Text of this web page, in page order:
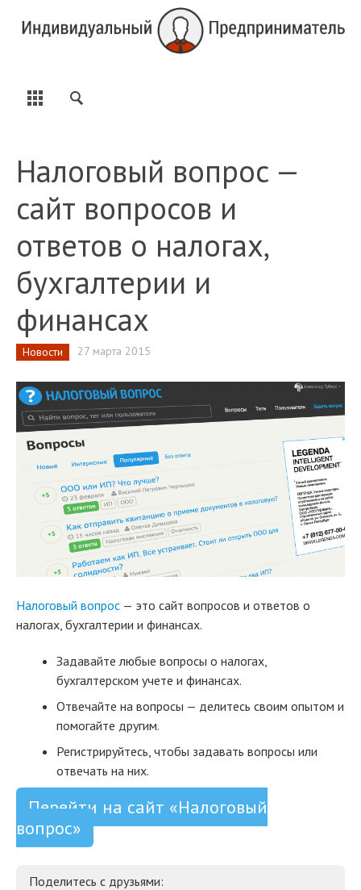
Налоговый вопрос —
сайт вопросов и
ответов о налогах,
бухгалтерии и
финансах
Новости 27 марта 2015
Налоговый вопрос — это сайт вопросов и ответов о
налогах, бухгалтерии и финансах.
Задавайте любые вопросы о налогах,
бухгалтерском учете и финансах.
Отвечайте на вопросы — делитесь своим опытом и
помогайте другим.
Регистрируйтесь, чтобы задавать вопросы или
отвечать на них.
Перейти на сайт «Налоговый
вопрос»
Поделитесь с друзьями: